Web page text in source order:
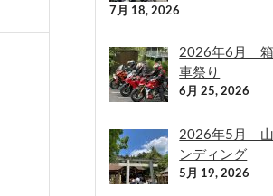
7月 18, 2026
2026年6月 箱
車祭り
6月 25, 2026
2026年5月 山
ンディング
5月 19, 2026